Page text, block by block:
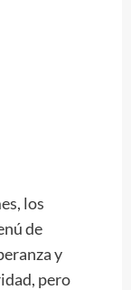
los
de
y
pero